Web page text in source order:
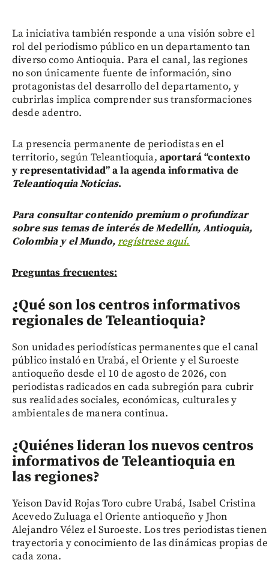
La iniciativa también responde a una visión sobre el
rol del periodismo público en un departamento tan
diverso como Antioquia. Para el canal, las regiones
no son únicamente fuente de información, sino
protagonistas del desarrollo del departamento, y
cubrirlas implica comprender sus transformaciones
desde adentro.
La presencia permanente de periodistas en el
territorio, según Teleantioquia, aportará “contexto
y representatividad” a la agenda informativa de
Teleantioquia Noticias.
Para consultar contenido premium o profundizar
sobre sus temas de interés de Medellín, Antioquia,
Colombia y el Mundo,regístrese aquí.
Preguntas frecuentes:
¿Qué son los centros informativos
regionales de Teleantioquia?
Son unidades periodísticas permanentes que el canal
público instaló en Urabá, el Oriente y el Suroeste
antioqueño desde el 10 de agosto de 2026, con
periodistas radicados en cada subregión para cubrir
sus realidades sociales, económicas, culturales y
ambientales de manera continua.
¿Quiénes lideran los nuevos centros
informativos de Teleantioquia en
las regiones?
Yeison David Rojas Toro cubre Urabá, Isabel Cristina
Acevedo Zuluaga el Oriente antioqueño y Jhon
Alejandro Vélez el Suroeste. Los tres periodistas tienen
trayectoria y conocimiento de las dinámicas propias de
cada zona.